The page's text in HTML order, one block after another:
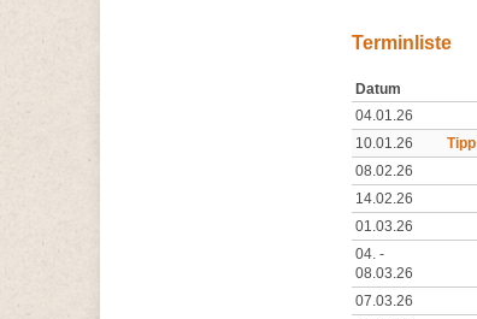
Terminliste
Datum
04.01.26
10.01.26
Tipp
08.02.26
14.02.26
01.03.26
04. -
08.03.26
07.03.26